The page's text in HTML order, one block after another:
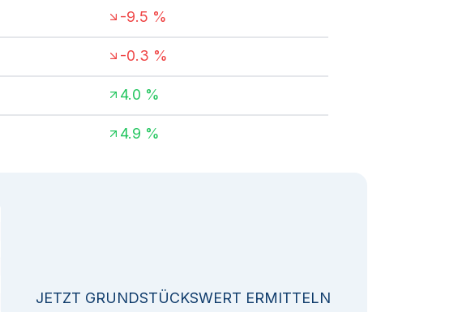
-9.5 %
-0.3 %
4.0 %
4.9 %
JETZT GRUNDSTÜCKSWERT ERMITTELN